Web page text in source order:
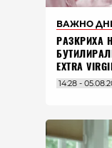
ВАЖНО
РАЗКРИХА
EXTRA
14:28 -